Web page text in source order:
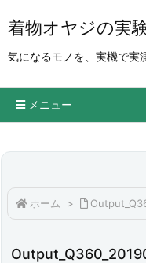
着物オヤジの実
気になるモノを、実機で実
メニュー
ホーム >